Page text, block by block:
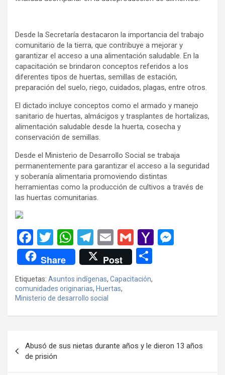
Desde la Secretaría destacaron la importancia del trabajo
comunitario de la tierra, que contribuye a mejorar y
garantizar el acceso a una alimentación saludable. En la
capacitación se brindaron conceptos referidos a los
diferentes tipos de huertas, semillas de estación,
preparación del suelo, riego, cuidados, plagas, entre otros.
El dictado incluye conceptos como el armado y manejo
sanitario de huertas, almácigos y trasplantes de hortalizas,
alimentación saludable desde la huerta, cosecha y
conservación de semillas.
Desde el Ministerio de Desarrollo Social se trabaja
permanentemente para garantizar el acceso a la seguridad
y soberanía alimentaria promoviendo distintas
herramientas como la producción de cultivos a través de
las huertas comunitarias.
F
a
ce
b
o
o
T
wi
tt
er
W
h
at
s
A
p
T
el
e
gr
a
m
E
m
ail
G
m
ail
Y
M er
Share Post
ar
Etiquetas: Asuntos indígenas, Capacitación,
comunidades originarias, Huertas,
Ministerio de desarrollo social
de
entradas
Abusó de sus nietas durante años y le dieron 13 años
de prisión